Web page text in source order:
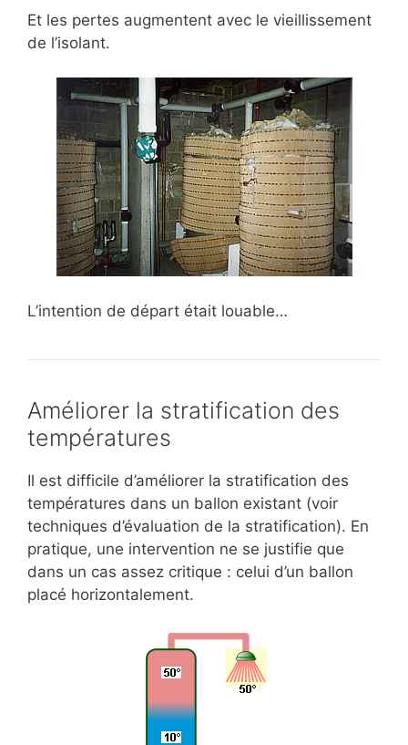
Et les pertes augmentent avec le vieillissement
de l’isolant.
L’intention de départ était louable…
Améliorer la stratification des
températures
Il est difficile d’améliorer la stratification des
températures dans un ballon existant (voir
techniques d’évaluation de la stratification). En
pratique, une intervention ne se justifie que
dans un cas assez critique : celui d’un ballon
placé horizontalement.